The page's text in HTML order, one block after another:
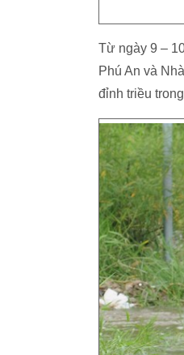
Từ ngày 9 –
Phú An và
đỉnh triều